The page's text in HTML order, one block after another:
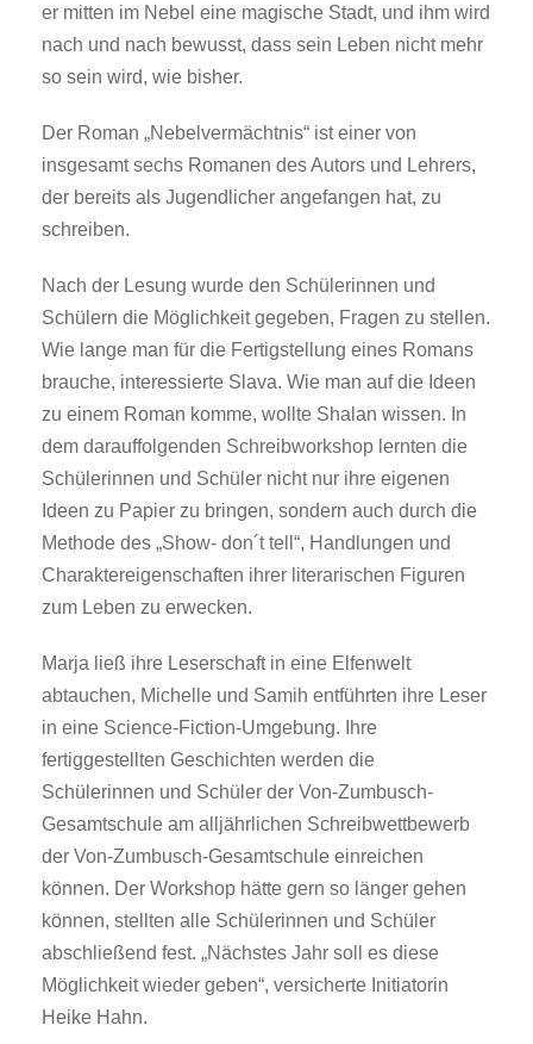
er mitten im Nebel eine magische Stadt, und ihm wird
nach und nach bewusst, dass sein Leben nicht mehr
so sein wird, wie bisher.
Der Roman „Nebelvermächtnis“ ist einer von
insgesamt sechs Romanen des Autors und Lehrers,
der bereits als Jugendlicher angefangen hat, zu
schreiben.
Nach der Lesung wurde den Schülerinnen und
Schülern die Möglichkeit gegeben, Fragen zu stellen.
Wie lange man für die Fertigstellung eines Romans
brauche, interessierte Slava. Wie man auf die Ideen
zu einem Roman komme, wollte Shalan wissen. In
dem darauffolgenden Schreibworkshop lernten die
Schülerinnen und Schüler nicht nur ihre eigenen
Ideen zu Papier zu bringen, sondern auch durch die
Methode des „Show- don´t tell“, Handlungen und
Charaktereigenschaften ihrer literarischen Figuren
zum Leben zu erwecken.
Marja ließ ihre Leserschaft in eine Elfenwelt
abtauchen, Michelle und Samih entführten ihre Leser
in eine Science-Fiction-Umgebung. Ihre
fertiggestellten Geschichten werden die
Schülerinnen und Schüler der Von-Zumbusch-
Gesamtschule am alljährlichen Schreibwettbewerb
der Von-Zumbusch-Gesamtschule einreichen
können. Der Workshop hätte gern so länger gehen
können, stellten alle Schülerinnen und Schüler
abschließend fest. „Nächstes Jahr soll es diese
Möglichkeit wieder geben“, versicherte Initiatorin
Heike Hahn.